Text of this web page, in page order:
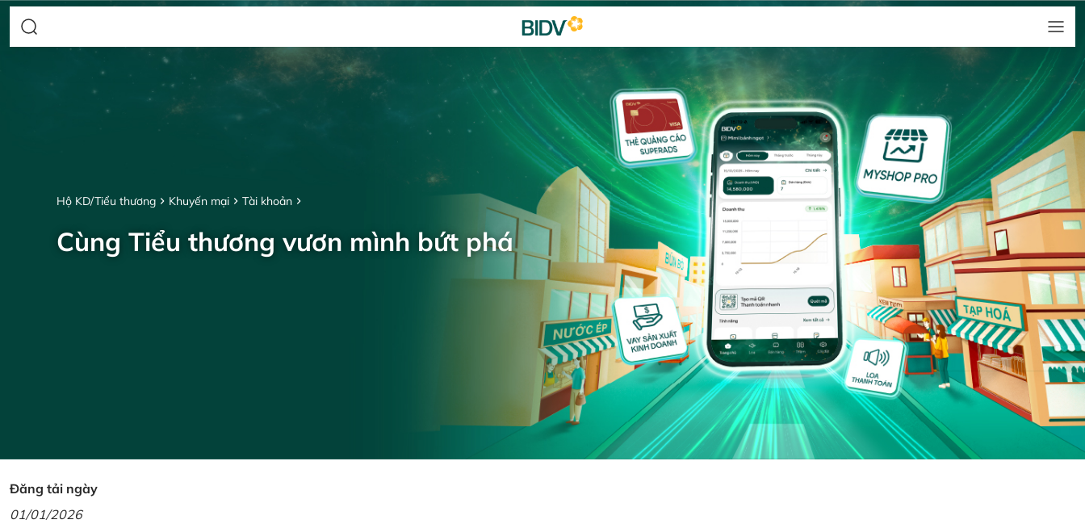
Hộ KD/Tiểu thương Khuyến mại Tài khoản
Cùng Tiểu thương vươn mình bứt phá
Đăng tải ngày
01/01/2026